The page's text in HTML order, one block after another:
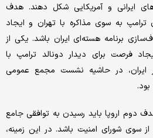
ایرانی و آمریکایی شکل دهند. هدف
ترامپ به سوی مذاکره با تهران و ایجاد
برنامه هسته‌ای ایران باشد. یکی از
فرصت برای دیدار دونالد ترامپ با
ایران، در حاشیه نشست مجمع عمومی
دوم اروپا باید رسیدن به توافقی جامع
سوی شورای امنیت باشد. در این زمینه،